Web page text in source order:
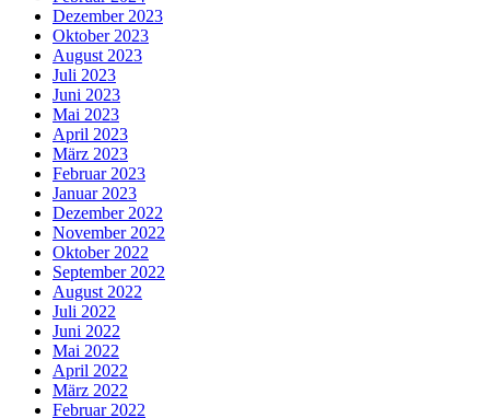
Dezember 2023
Oktober 2023
August 2023
Juli 2023
Juni 2023
Mai 2023
April 2023
März 2023
Februar 2023
Januar 2023
Dezember 2022
November 2022
Oktober 2022
September 2022
August 2022
Juli 2022
Juni 2022
Mai 2022
April 2022
März 2022
Februar 2022